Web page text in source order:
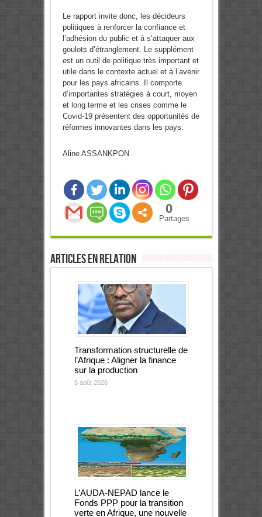
Le rapport invite donc, les décideurs
politiques à renforcer la confiance et
l’adhésion du public et à s’attaquer aux
goulots d’étranglement. Le supplément
est un outil de politique très important et
utile dans le contexte actuel et à l’avenir
pour les pays africains. Il comporte
d’importantes stratégies à court, moyen
et long terme et les crises comme le
Covid-19 présentent des opportunités de
réformes innovantes dans les pays.
Aline ASSANKPON
0
Partages
Articles en relation
Transformation structurelle de
l’Afrique : Aligner la finance
sur la production
5 août 2026
L’AUDA-NEPAD lance le
Fonds PPP pour la transition
verte en Afrique, une nouvelle